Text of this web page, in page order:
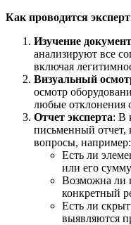
Как проводится
Изучение
анализируют все
включая
Визуальный
осмотр
любые отклонения
Отчет эксперта: В
письменный отчет,
вопросы, например:
Есть ли
или его
Возможна ли
конкретный
Есть ли
выявляются